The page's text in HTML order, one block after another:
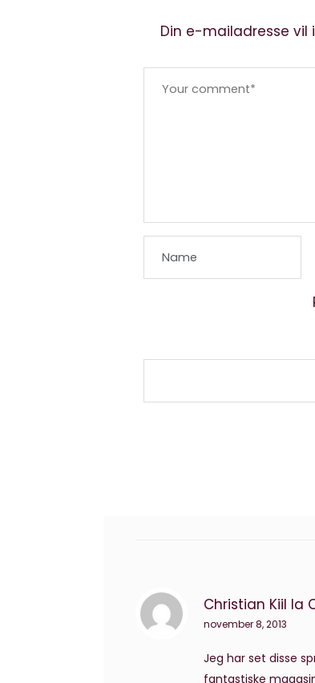
Din e-mailadresse vil
Christian Kiil la
november 8, 2013
Jeg har set disse
fantastiske